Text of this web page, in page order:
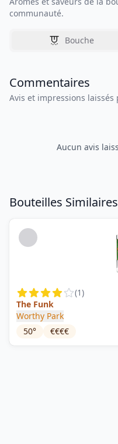
communauté.
Bouche
Commentaires
Avis et impressions
Aucun avis
Bouteilles Similaires
(1)
The Funk
Worthy Park
50° €€€€